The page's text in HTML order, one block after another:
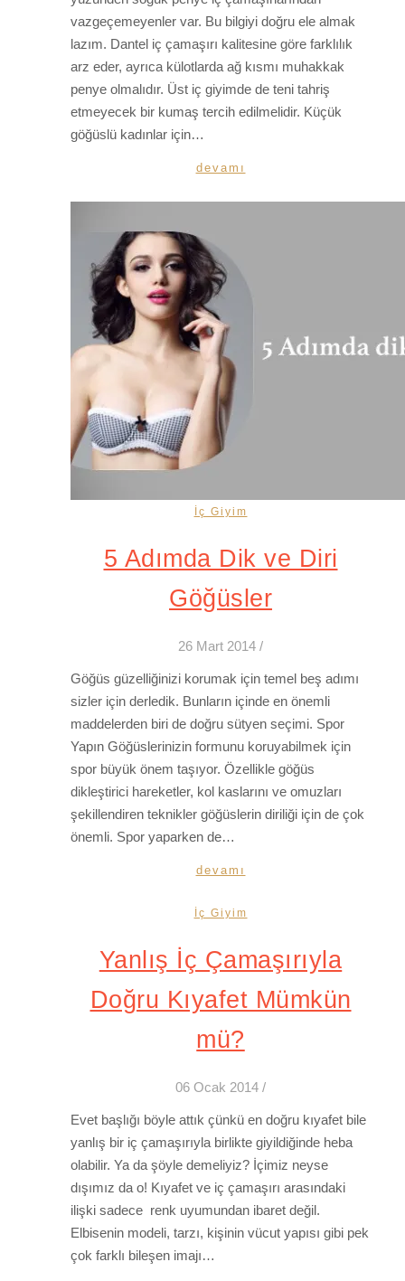
vazgeçemeyenler var. Bu bilgiyi doğru ele almak
lazım. Dantel iç çamaşırı kalitesine göre farklılık
arz eder, ayrıca külotlarda ağ kısmı muhakkak
penye olmalıdır. Üst iç giyimde de teni tahriş
etmeyecek bir kumaş tercih edilmelidir. Küçük
göğüslü kadınlar için…
devamı
İç Giyim
5 Adımda Dik ve Diri
Göğüsler
26 Mart 2014 /
Göğüs güzelliğinizi korumak için temel beş adımı
sizler için derledik. Bunların içinde en önemli
maddelerden biri de doğru sütyen seçimi. Spor
Yapın Göğüslerinizin formunu koruyabilmek için
spor büyük önem taşıyor. Özellikle göğüs
dikleştirici hareketler, kol kaslarını ve omuzları
şekillendiren teknikler göğüslerin diriliği için de çok
önemli. Spor yaparken de…
devamı
İç Giyim
Yanlış İç Çamaşırıyla
Doğru Kıyafet Mümkün
mü?
06 Ocak 2014 /
Evet başlığı böyle attık çünkü en doğru kıyafet bile
yanlış bir iç çamaşırıyla birlikte giyildiğinde heba
olabilir. Ya da şöyle demeliyiz? İçimiz neyse
dışımız da o! Kıyafet ve iç çamaşırı arasındaki
ilişki sadece renk uyumundan ibaret değil.
Elbisenin modeli, tarzı, kişinin vücut yapısı gibi pek
çok farklı bileşen imajı…